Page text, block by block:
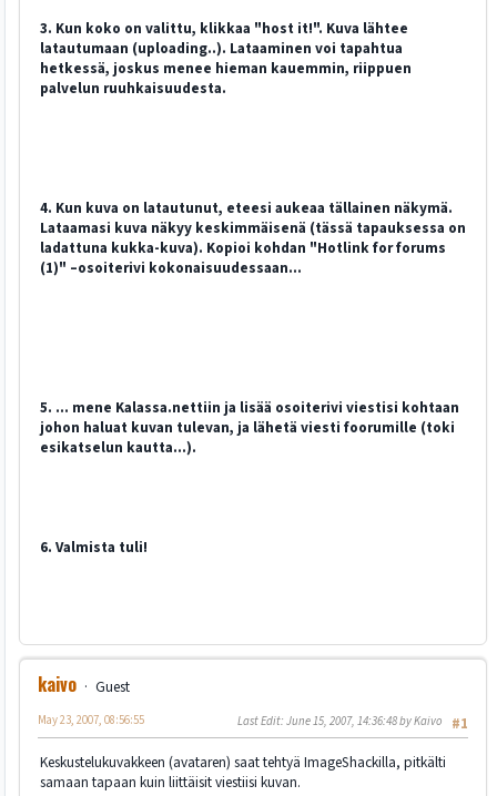
3. Kun koko on valittu, klikkaa "host it!". Kuva lähtee
latautumaan (uploading..). Lataaminen voi tapahtua
hetkessä, joskus menee hieman kauemmin, riippuen
palvelun ruuhkaisuudesta.
4. Kun kuva on latautunut, eteesi aukeaa tällainen näkymä.
Lataamasi kuva näkyy keskimmäisenä (tässä tapauksessa on
ladattuna kukka-kuva). Kopioi kohdan "Hotlink for forums
(1)" –osoiterivi kokonaisuudessaan...
5. ... mene Kalassa.nettiin ja lisää osoiterivi viestisi kohtaan
johon haluat kuvan tulevan, ja lähetä viesti foorumille (toki
esikatselun kautta...).
6. Valmista tuli!
kaivo
Guest
#1
May 23, 2007, 08:56:55 Last Edit: June 15, 2007, 14:36:48 by Kaivo
Keskustelukuvakkeen (avataren) saat tehtyä ImageShackilla, pitkälti
samaan tapaan kuin liittäisit viestiisi kuvan.